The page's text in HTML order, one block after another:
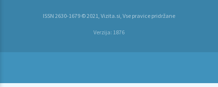
ISSN 2630-1679 © 2021, Vizita.si, Vse pravice pridržane
Verzija: 1876